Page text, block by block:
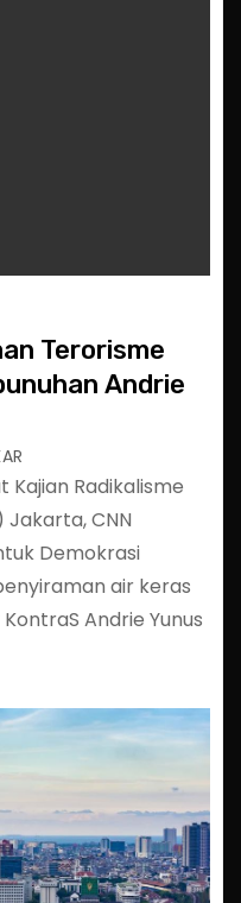
Terorisme
Andrie
Kajian Radikalisme
Jakarta, CNN
Demokrasi
air keras
Andrie Yunus